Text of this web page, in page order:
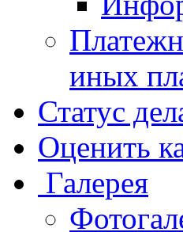
иных
Статус
Оценить
Галерея